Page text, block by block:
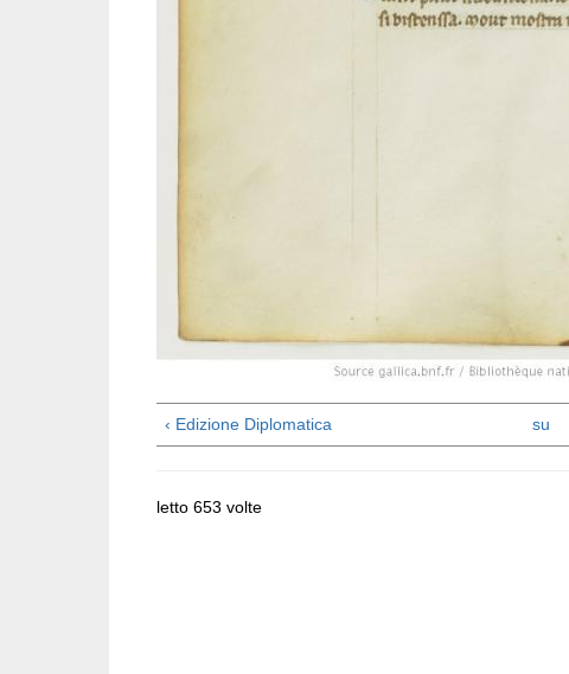
‹ Edizione Diplomatica su
letto 653 volte